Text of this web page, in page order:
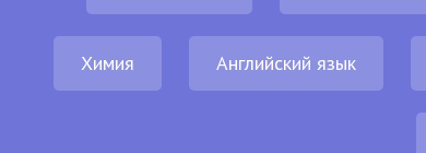
Химия Английский язык